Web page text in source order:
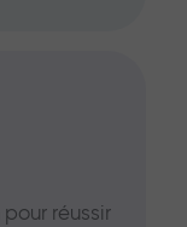
réussir